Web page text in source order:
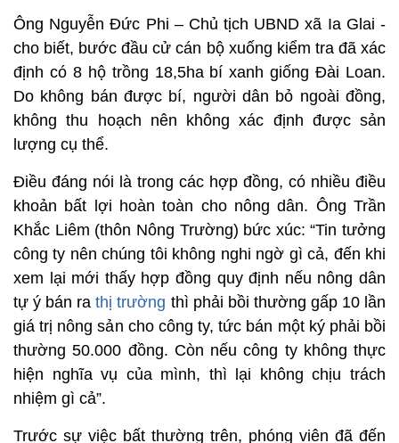
Ông Nguyễn Đức Phi – Chủ tịch UBND xã Ia Glai -
cho biết, bước đầu cử cán bộ xuống kiểm tra đã xác
định có 8 hộ trồng 18,5ha bí xanh giống Đài Loan.
Do không bán được bí, người dân bỏ ngoài đồng,
không thu hoạch nên không xác định được sản
lượng cụ thể.
Điều đáng nói là trong các hợp đồng, có nhiều điều
khoản bất lợi hoàn toàn cho nông dân. Ông Trần
Khắc Liêm (thôn Nông Trường) bức xúc: “Tin tưởng
công ty nên chúng tôi không nghi ngờ gì cả, đến khi
xem lại mới thấy hợp đồng quy định nếu nông dân
tự ý bán rathị trường thì phải bồi thường gấp 10 lần
giá trị nông sản cho công ty, tức bán một ký phải bồi
thường 50.000 đồng. Còn nếu công ty không thực
hiện nghĩa vụ của mình, thì lại không chịu trách
nhiệm gì cả”.
Trước sự việc bất thường trên, phóng viên đã đến